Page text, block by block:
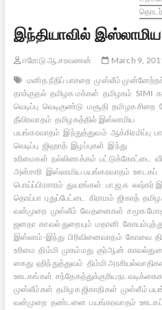
தொடர்
இந்தியாவில்
ஈரோடு ஆ.சரவணன்
March 9,
மனித நீதிப் பாசறை முஸ்லீம்
தாக்குதல் தமிழக மக்கள் தமிழகம் SIMI
வெடிப்பு வெடிகுண்டு மசூதி தமிழக சிறை
தீவிரவாதம் தமிழகத்தில் இஸ்லாமிய
பயங்கரவாதம் இந்துத்துவம் ஆக்கிரமிப்பு
வெடிப்பு ஜிஹாத் இழப்புகள் இந்து
உரிமைகள் நல்லிணக்கம் பட்டுக்கோட்டை
அன்சாரி இஸ்லாமிய பயங்கரவாதம் ஊடகப்
பொய்ப்பிரசாரம் துயரங்கள் பா.ஜ.க லஷ்கர் இ
தொய்பா புதுப்பேட்டை கிராமம் ஜிகாத்
வன்முறை முஸ்லீம் வேதனைகள் சமூக
ஜனதா காவல் துறையும் மதானி
இஸ்லாம்-இந்து பிரிவினைவாதம் கோவை
உரிமை திம்மி முகம்மது குர்ஆன்
கைது ஹிந்துத்துவம் திம்மி
ஊடகங்கள் சந்தேகத்துக்குரிய
முஸ்லீம்கள் தமிழக ஜிகாதிகள் முஸ்லீம்
வன்முறை தண்டனை பயங்கரவாதம் ஊடகப்